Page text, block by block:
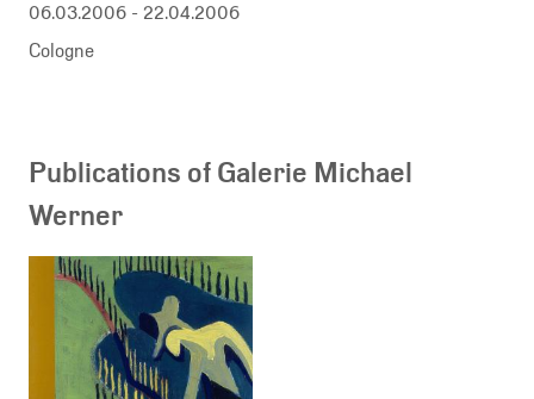
06.03.2006 - 22.04.2006
Cologne
Publications of Galerie Michael
Werner